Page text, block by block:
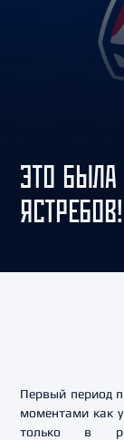
ЭТО БЫЛА
ЯСТРЕБОВ!
Первый период
моментами как
только в